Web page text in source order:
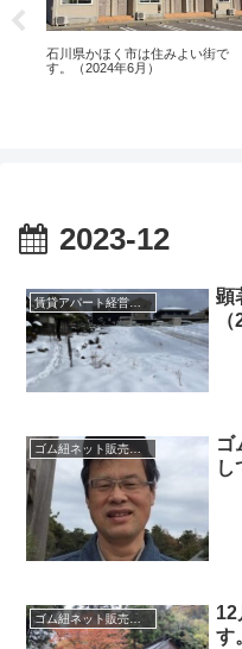
石川県かほく市は住みよい街で
す。（2024年6月）
2023-12
賃貸アパート経営者ブログ
顕
ゴム紐ネット販売ブログ
ゴ
し
ゴム紐ネット販売ブログ
12
す